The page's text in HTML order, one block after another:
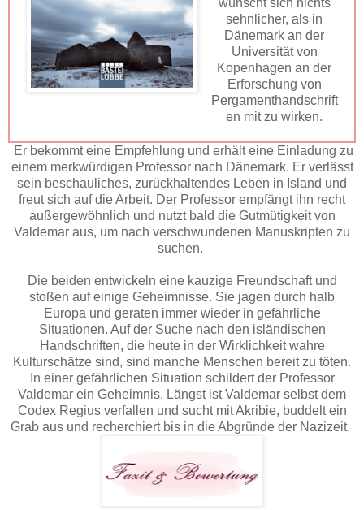
sehnlicher, als in
Dänemark an der
Universität von
Kopenhagen an der
Erforschung von
Pergamenthandschrift
en mit zu wirken.
Er bekommt eine Empfehlung und erhält eine Einladung zu
einem merkwürdigen Professor nach Dänemark. Er verlässt
sein beschauliches, zurückhaltendes Leben in Island und
freut sich auf die Arbeit. Der Professor empfängt ihn recht
außergewöhnlich und nutzt bald die Gutmütigkeit von
Valdemar aus, um nach verschwundenen Manuskripten zu
suchen.
Die beiden entwickeln eine kauzige Freundschaft und
stoßen auf einige Geheimnisse. Sie jagen durch halb
Europa und geraten immer wieder in gefährliche
Situationen. Auf der Suche nach den isländischen
Handschriften, die heute in der Wirklichkeit wahre
Kulturschätze sind, sind manche Menschen bereit zu töten.
In einer gefährlichen Situation schildert der Professor
Valdemar ein Geheimnis. Längst ist Valdemar selbst dem
Codex Regius verfallen und sucht mit Akribie, buddelt ein
Grab aus und recherchiert bis in die Abgründe der Nazizeit.